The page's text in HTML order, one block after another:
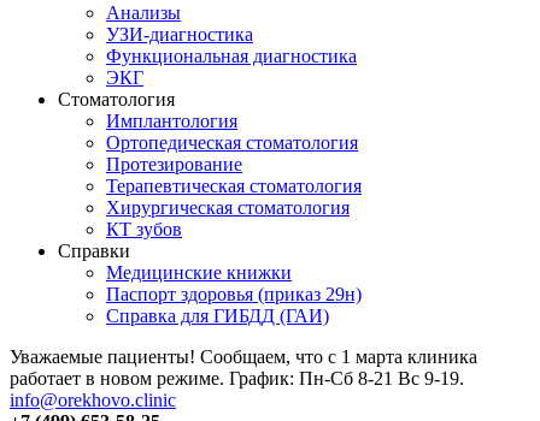
Анализы
УЗИ-диагностика
Функциональная диагностика
ЭКГ
Стоматология
Имплантология
Ортопедическая стоматология
Протезирование
Терапевтическая стоматология
Хирургическая стоматология
КТ зубов
Справки
Медицинские книжки
Паспорт здоровья (приказ 29н)
Справка для ГИБДД (ГАИ)
Уважаемые пациенты! Сообщаем, что с 1 марта клиника
работает в новом режиме. График: Пн-Сб 8-21 Вс 9-19.
info@orekhovo.clinic